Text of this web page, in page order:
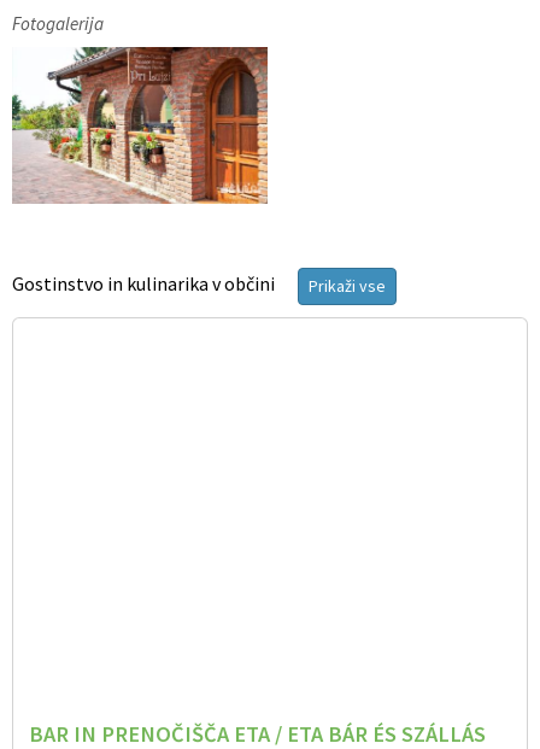
Fotogalerija
Gostinstvo in kulinarika v občini Prikaži vse
BAR IN PRENOČIŠČA ETA / ETA BÁR ÉS SZÁLLÁS